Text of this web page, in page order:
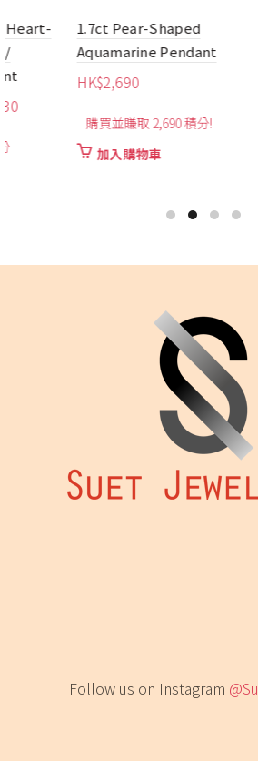
1.7ct Pear-Shaped
Aquamarine Pendant
HK$
購買並賺取 2,690 積分!
加入購物車
+
購買
加
Follow us on Instagram